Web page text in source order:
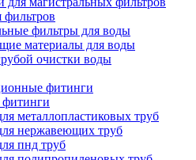
фильтры для воды
материалы для воды
очистки воды
фитинги
фитинги
металлопластиковых труб
нержавеющих труб
пнд труб